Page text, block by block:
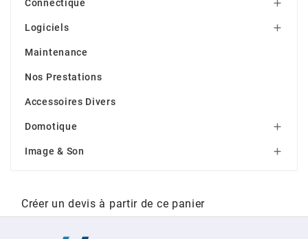
Connectique 
Logiciels 
Maintenance
Nos Prestations
Accessoires Divers
Domotique 
Image & Son 
Créer un devis à partir de ce panier